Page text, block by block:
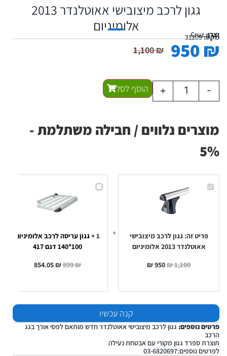
גגון לרכב מיצובישי אאוטלנדר 2013
אלומיניום
יצרן:Cruzמקט:31209
1,100₪ 950₪
-
+ הוסף לסל
מוצרים נלווים / חבילה משתלמת -
5%
גגון
לרכב
פריט זה: גגון לרכב מיצובישי
אאוטלנדר 2013 אלומיניום
1,100
₪
950
₪
גגון
עריסה
1
×גגון עריסה לרכב אלומיניום
100*140 דגם 417
899₪
854.05₪
קנה עכשיו
פרטים נוספים: גגון לרכב מיצובישי אאוטלנדר חדש מותאם לפסי אורך בגג
הרכב
תוצרת ספרד גגון מקורי עם אבטחת נעילה
לפרטים נוספים:03-6820697